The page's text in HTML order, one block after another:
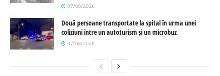
07/08/2026
Două persoane transportate la spital în urma unei
coliziuni între un autoturism și un microbuz
07/08/2026